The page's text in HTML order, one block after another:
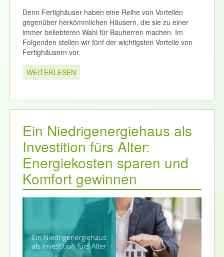
Denn Fertighäuser haben eine Reihe von Vorteilen
gegenüber herkömmlichen Häusern, die sie zu einer
immer beliebteren Wahl für Bauherren machen. Im
Folgenden stellen wir fünf der wichtigsten Vorteile von
Fertighäusern vor.
WEITERLESEN
Ein Niedrigenergiehaus als
Investition fürs Alter:
Energiekosten sparen und
Komfort gewinnen